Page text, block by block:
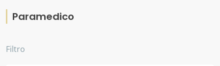
Paramedico
Filtro